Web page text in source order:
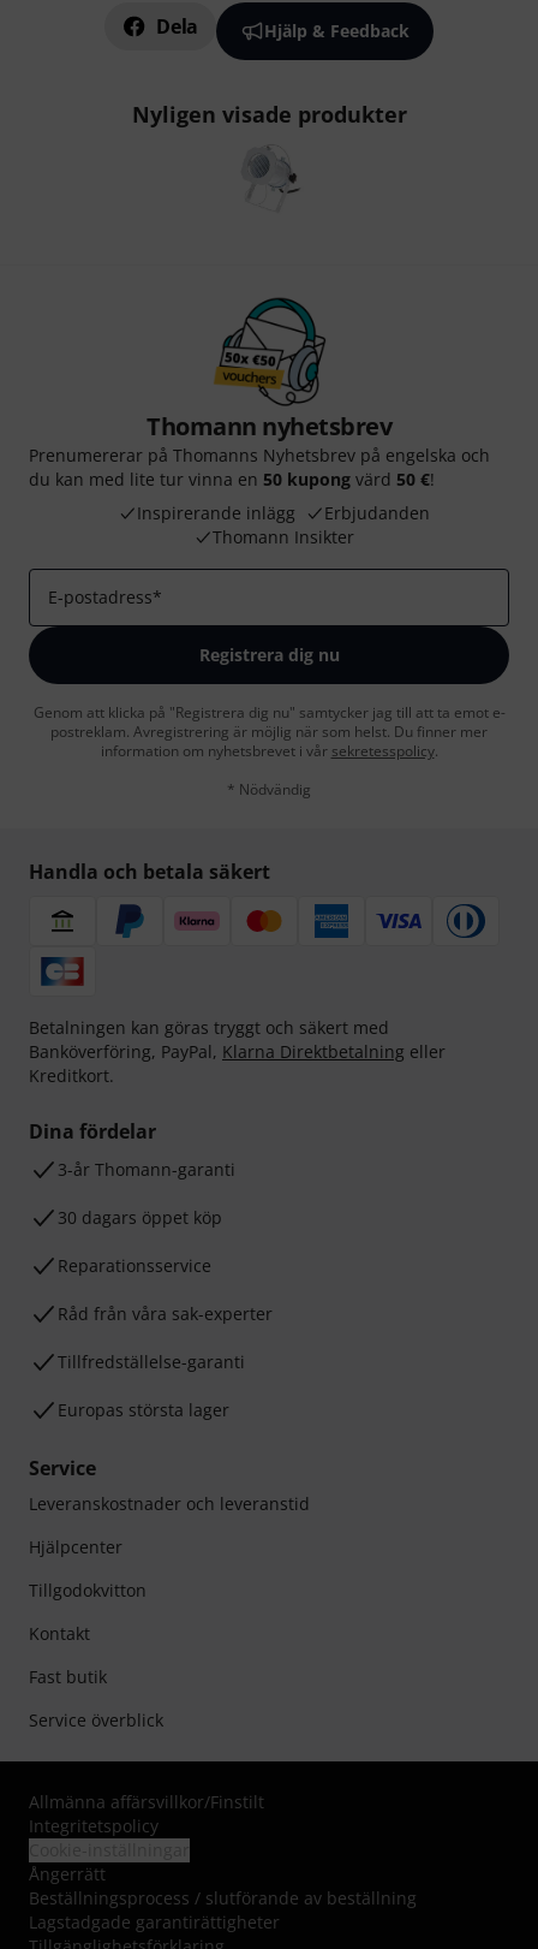
Dela Hjälp & Feedback
Nyligen visade produkter
Thomann nyhetsbrev
Prenumererar på Thomanns Nyhetsbrev på engelska och
du kan med lite tur vinna en 50 kupong värd 50 €!
Inspirerande inlägg
Erbjudanden
Thomann Insikter
E-postadress*
Registrera dig nu
Genom att klicka på "Registrera dig nu" samtycker jag till att ta emot e-
postreklam. Avregistrering är möjlig när som helst. Du finner mer
information om nyhetsbrevet i vår sekretesspolicy.
* Nödvändig
Handla och betala säkert
Betalningen kan göras tryggt och säkert med
Banköverföring, PayPal, Klarna Direktbetalning eller
Kreditkort.
Dina fördelar
3-år Thomann-garanti
30 dagars öppet köp
Reparationsservice
Råd från våra sak-experter
Tillfredställelse-garanti
Europas största lager
Service
Leveranskostnader och leveranstid
Hjälpcenter
Tillgodokvitton
Kontakt
Fast butik
Service överblick
Allmänna affärsvillkor/Finstilt
Integritetspolicy
Ångerrätt
Beställningsprocess / slutförande av beställning
Lagstadgade garantirättigheter